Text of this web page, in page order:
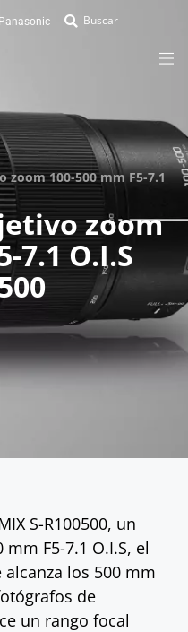
zoom 100-500 mm F5-7.1
zoom
7.1 O.I.S
S-R100500, un
F5-7.1 O.I.S, el
los 500 mm
de
un rango focal